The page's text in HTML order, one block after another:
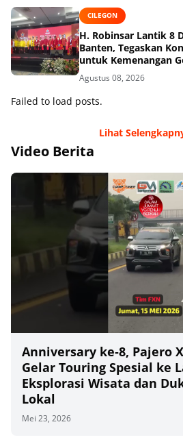
CILEGON
H. Robinsar Lantik 8
Banten, Tegaskan
untuk Kemenangan
Agustus 08, 2026
Failed to load posts.
Lihat
Video Berita
Anniversary ke‑8, Pajero
Gelar Touring Spesial ke
Eksplorasi Wisata dan
Lokal
Mei 23, 2026